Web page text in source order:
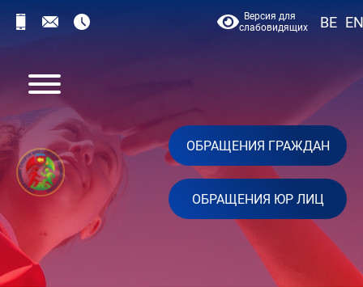
Версия для
слабовидящих
BE EN
ОБРАЩЕНИЯ ГРАЖДАН
ОБРАЩЕНИЯ ЮР ЛИЦ